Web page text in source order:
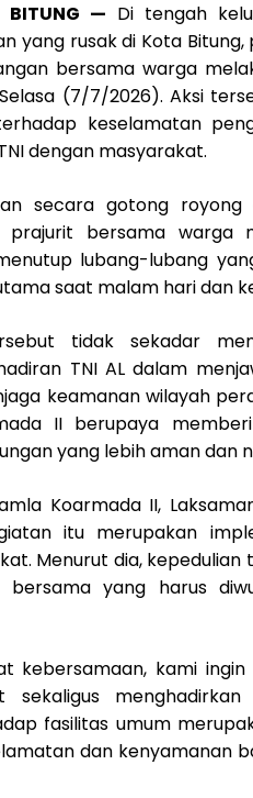
BITUNG — Di tengah
yang rusak di Kota
bersama warga
(7/7/2026). Aksi
keselamatan
dengan masyarakat.
secara gotong
prajurit bersama warga
lubang-lubang
saat malam hari dan
tidak sekadar
TNI AL dalam
keamanan wilayah
II berupaya
yang lebih aman dan
Koarmada II,
itu merupakan
Menurut dia,
bersama yang harus
kebersamaan, kami
sekaligus
fasilitas umum
dan kenyamanan